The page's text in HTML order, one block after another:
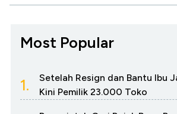
Most Popular
1.
Setelah Resign dan Bantu Ibu
Kini Pemilik 23.000 Toko